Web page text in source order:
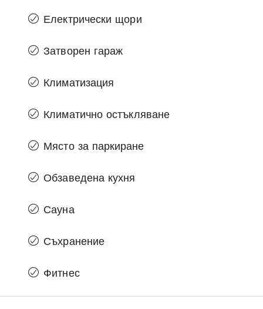
Електрически щори
Затворен гараж
Климатизация
Климатично остъкляване
Място за паркиране
Обзаведена кухня
Сауна
Съхранение
Фитнес